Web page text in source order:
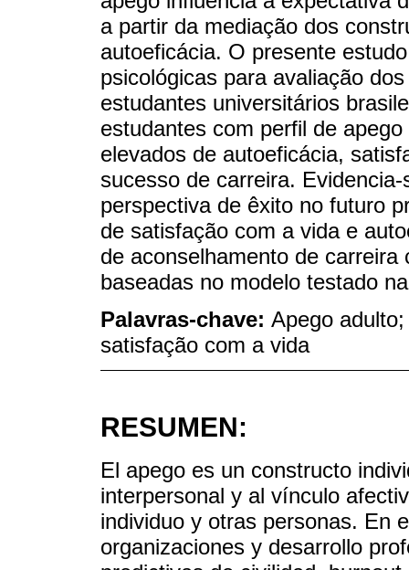
a partir da mediação dos
autoeficácia. O presente
psicológicas para avaliação
estudantes universitários
estudantes com perfil de
elevados de autoeficácia,
sucesso de carreira.
perspectiva de êxito no futuro
de satisfação com a vida e
de aconselhamento de
baseadas no modelo testado
Palavras-chave: Apego
satisfação com a vida
RESUMEN:
El apego es un constructo
interpersonal y al vínculo
individuo y otras personas. En
organizaciones y desarrollo